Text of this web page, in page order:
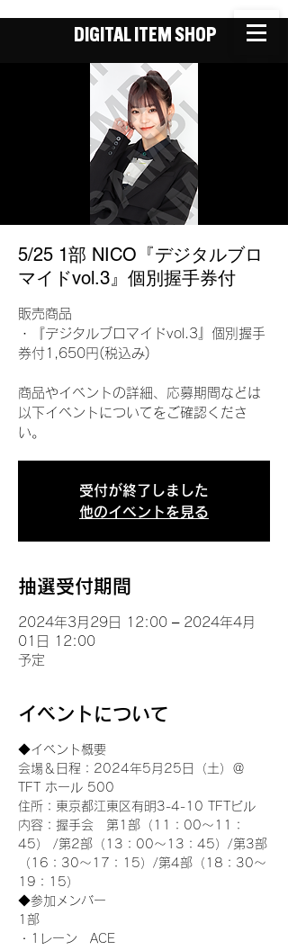
DIGITAL ITEM SHOP
5/25 1部 NICO『デジタルブロ
マイドvol.3』個別握手券付
販売商品
・『デジタルブロマイドvol.3』個別握手
券付1,650円(税込み)
商品やイベントの詳細、応募期間などは
以下イベントについてをご確認くださ
い。
受付が終了しました
他のイベントを見る
抽選受付期間
2024年3月29日 12:00 – 2024年4月
01日 12:00
予定
イベントについて
◆イベント概要
会場＆日程：2024年5月25日（土）＠
TFT ホール 500
住所：東京都江東区有明3-4-10 TFTビル
内容：握手会　第1部（11：00～11：
45） /第2部（13：00～13：45）/第3部
（16：30～17：15）/第4部（18：30～
19：15）
◆参加メンバー
1部
・1レーン　ACE